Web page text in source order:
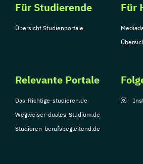
Slowenisch (Lehramt)
Spanisch (Lehramt)
Sprachen und Kulturen
Sprachwissenschaft
Für Studierende
Übersicht Studienportale
Für
Relevante Portale
Das-Richtige-studieren.de
Wegweiser-duales-Studium.de
Studieren-berufsbegleitend.de